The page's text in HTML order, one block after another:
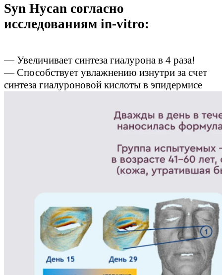
Syn Hycan согласно
исследованиям in-vitro:
— Увеличивает синтеза гиалурона в 4 раза!
— Способствует увлажнению изнутри за счет
синтеза гиалуроновой кислоты в эпидермисе